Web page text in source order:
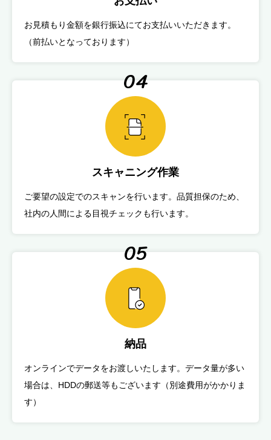
お見積もり金額を銀行振込にてお支払いいただきます。
（前払いとなっております）
04
スキャニング作業
ご要望の設定でのスキャンを行います。品質担保のため、
社内の人間による目視チェックも行います。
05
納品
オンラインでデータをお渡しいたします。データ量が多い
場合は、HDDの郵送等もございます（別途費用がかかりま
す）